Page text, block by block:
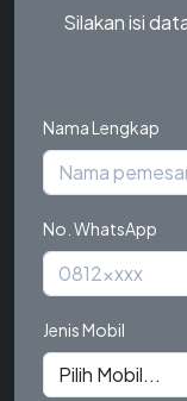
Silakan isi
Nama Lengkap
No. WhatsApp
Jenis Mobil